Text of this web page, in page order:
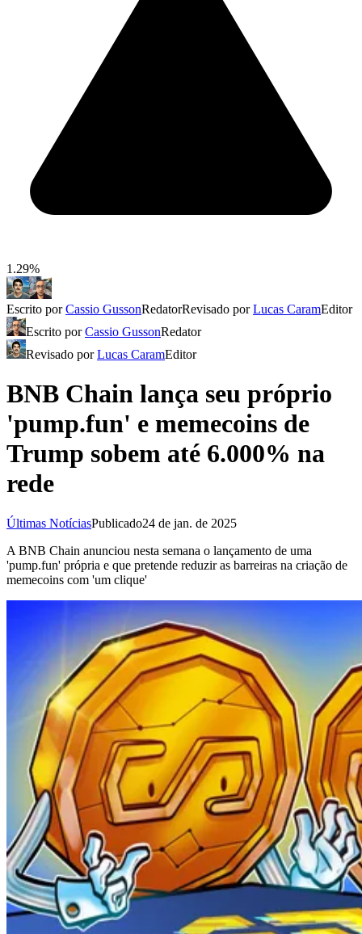
1.29%
Escrito porCassio GussonRedatorRevisado porLucas CaramEditor
Escrito porCassio GussonRedator
Revisado porLucas CaramEditor
BNB Chain lança seu próprio
'pump.fun' e memecoins de
Trump sobem até 6.000% na
rede
Últimas NotíciasPublicado24 de jan. de 2025
A BNB Chain anunciou nesta semana o lançamento de uma
'pump.fun' própria e que pretende reduzir as barreiras na criação de
memecoins com 'um clique'